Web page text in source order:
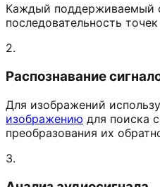
Каждый поддерживаемый
последовательность
2.
Распознавание
Для изображений
изображению для поиска
преобразования их
3.